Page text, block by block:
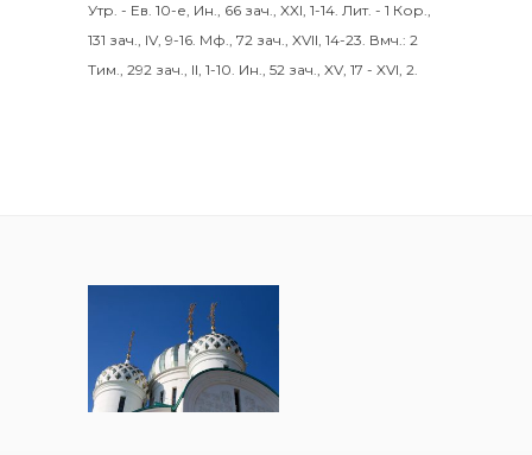
Утр. - Ев. 10-е, Ин., 66 зач., XXI, 1-14. Лит. - 1 Кор.,
131 зач., IV, 9-16. Мф., 72 зач., XVII, 14-23. Вмч.: 2
Тим., 292 зач., II, 1-10. Ин., 52 зач., XV, 17 - XVI, 2.